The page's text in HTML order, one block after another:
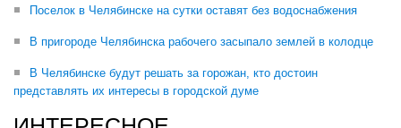
Поселок в Челябинске на сутки оставят без водоснабжения
В пригороде Челябинска рабочего засыпало землей в колодце
В Челябинске будут решать за горожан, кто достоин
представлять их интересы в городской думе